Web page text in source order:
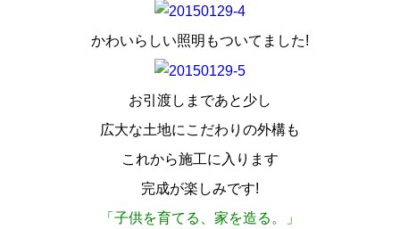
かわいらしい照明もついてました!
お引渡しまであと少し
広大な土地にこだわりの外構も
これから施工に入ります
完成が楽しみです!
「 子供を育てる、家を造る 。」